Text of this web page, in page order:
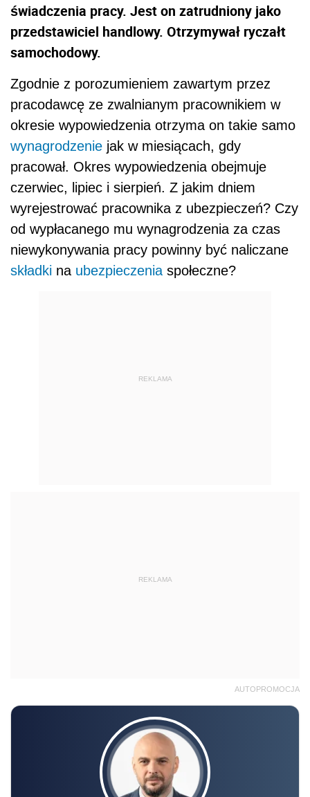
świadczenia pracy. Jest on zatrudniony jako
przedstawiciel handlowy. Otrzymywał ryczałt
samochodowy.
Zgodnie z porozumieniem zawartym przez
pracodawcę ze zwalnianym pracownikiem w
okresie wypowiedzenia otrzyma on takie samo
wynagrodzenie jak w miesiącach, gdy
pracował. Okres wypowiedzenia obejmuje
czerwiec, lipiec i sierpień. Z jakim dniem
wyrejestrować pracownika z ubezpieczeń? Czy
od wypłacanego mu wynagrodzenia za czas
niewykonywania pracy powinny być naliczane
składki na ubezpieczenia społeczne?
REKLAMA
REKLAMA
AUTOPROMOCJA